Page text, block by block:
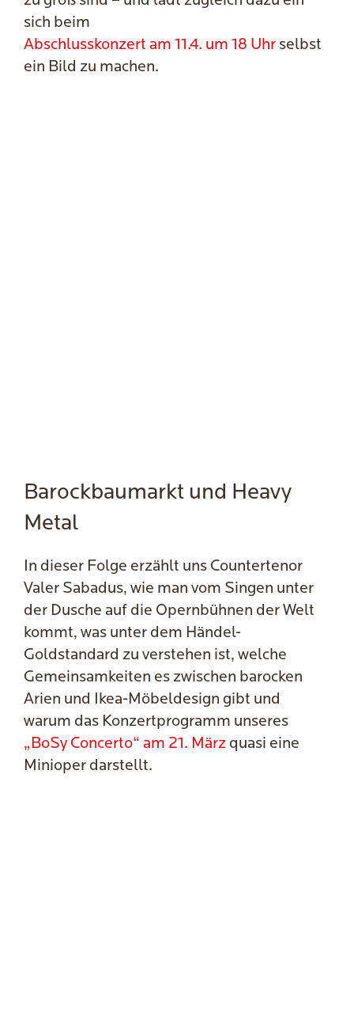
sich beim
Abschlusskonzert am 11.4. um 18 Uhr selbst
ein Bild zu machen.
Barockbaumarkt und Heavy
Metal
In dieser Folge erzählt uns Countertenor
Valer Sabadus, wie man vom Singen unter
der Dusche auf die Opernbühnen der Welt
kommt, was unter dem Händel-
Goldstandard zu verstehen ist, welche
Gemeinsamkeiten es zwischen barocken
Arien und Ikea-Möbeldesign gibt und
warum das Konzertprogramm unseres
„BoSy Concerto“ am 21. März quasi eine
Minioper darstellt.